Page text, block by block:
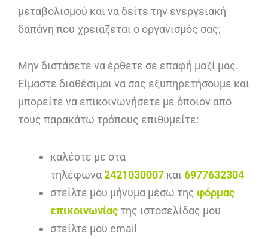
μεταβολισμού και να δείτε την ενεργειακή
δαπάνη που χρειάζεται ο οργανισμός σας;
Μην διστάσετε να έρθετε σε επαφή μαζί μας.
Είμαστε διαθέσιμοι να σας εξυπηρετήσουμε και
μπορείτε να επικοινωνήσετε με όποιον από
τους παρακάτω τρόπους επιθυμείτε:
καλέστε με στα
τηλέφωνα2421030007 και 6977632304
στείλτε μου μήνυμα μέσω της φόρμας
επικοινωνίαςτης ιστοσελίδας μου
στείλτε μου email